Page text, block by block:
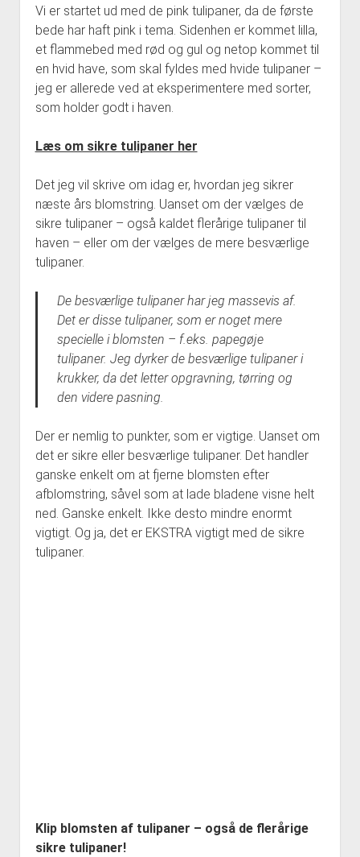
Vi er startet ud med de pink tulipaner, da de første
bede har haft pink i tema. Sidenhen er kommet lilla,
et flammebed med rød og gul og netop kommet til
en hvid have, som skal fyldes med hvide tulipaner –
jeg er allerede ved at eksperimentere med sorter,
som holder godt i haven.
Læs om sikre tulipaner her
Det jeg vil skrive om idag er, hvordan jeg sikrer
næste års blomstring. Uanset om der vælges de
sikre tulipaner – også kaldet flerårige tulipaner til
haven – eller om der vælges de mere besværlige
tulipaner.
De besværlige tulipaner har jeg massevis af.
Det er disse tulipaner, som er noget mere
specielle i blomsten – f.eks. papegøje
tulipaner. Jeg dyrker de besværlige tulipaner i
krukker, da det letter opgravning, tørring og
den videre pasning.
Der er nemlig to punkter, som er vigtige. Uanset om
det er sikre eller besværlige tulipaner. Det handler
ganske enkelt om at fjerne blomsten efter
afblomstring, såvel som at lade bladene visne helt
ned. Ganske enkelt. Ikke desto mindre enormt
vigtigt. Og ja, det er EKSTRA vigtigt med de sikre
tulipaner.
Klip blomsten af tulipaner – også de flerårige
sikre tulipaner!